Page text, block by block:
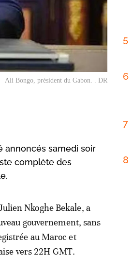
Ali Bongo, président du Gabon. . DR
annoncés samedi soir
complète des
Nkoghe Bekale, a
gouvernement, sans
au Maroc et
vers 22H GMT.
5
6
7
8